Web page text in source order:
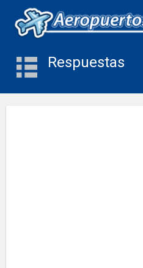
Respuestas